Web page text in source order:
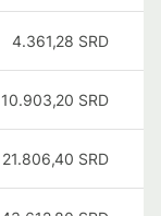
4.361,28 SRD
10.903,20 SRD
21.806,40 SRD